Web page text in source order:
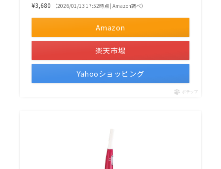
¥3,680 （2026/01/13 17:52時点 | Amazon調べ）
Amazon
楽天市場
Yahooショッピング
ポチップ